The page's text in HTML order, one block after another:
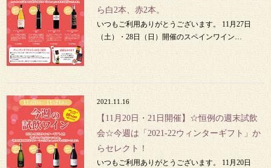
ら白2本、赤2本。
いつもご利用ありがとうございます。 11月27日
（土）・28日（日）開催のスペインワイン…
2021.11.16
【11月20日・21日開催】☆恒例の週末試飲
会☆今週は「2021-22ウィンターギフト」か
らセレクト！
いつもご利用ありがとうございます。 11月20日